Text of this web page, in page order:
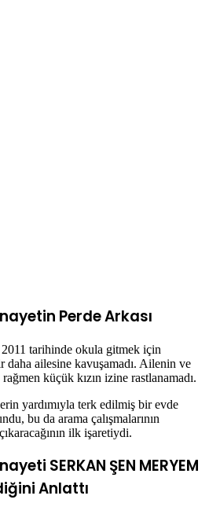
Perde Arkası
tarihinde okula gitmek için
daha ailesine kavuşamadı. Ailenin ve
küçük kızın izine rastlanamadı.
yardımıyla terk edilmiş bir evde
bu da arama çalışmalarının
ilk işaretiydi.
SERKAN ŞEN MERYEM
Anlattı